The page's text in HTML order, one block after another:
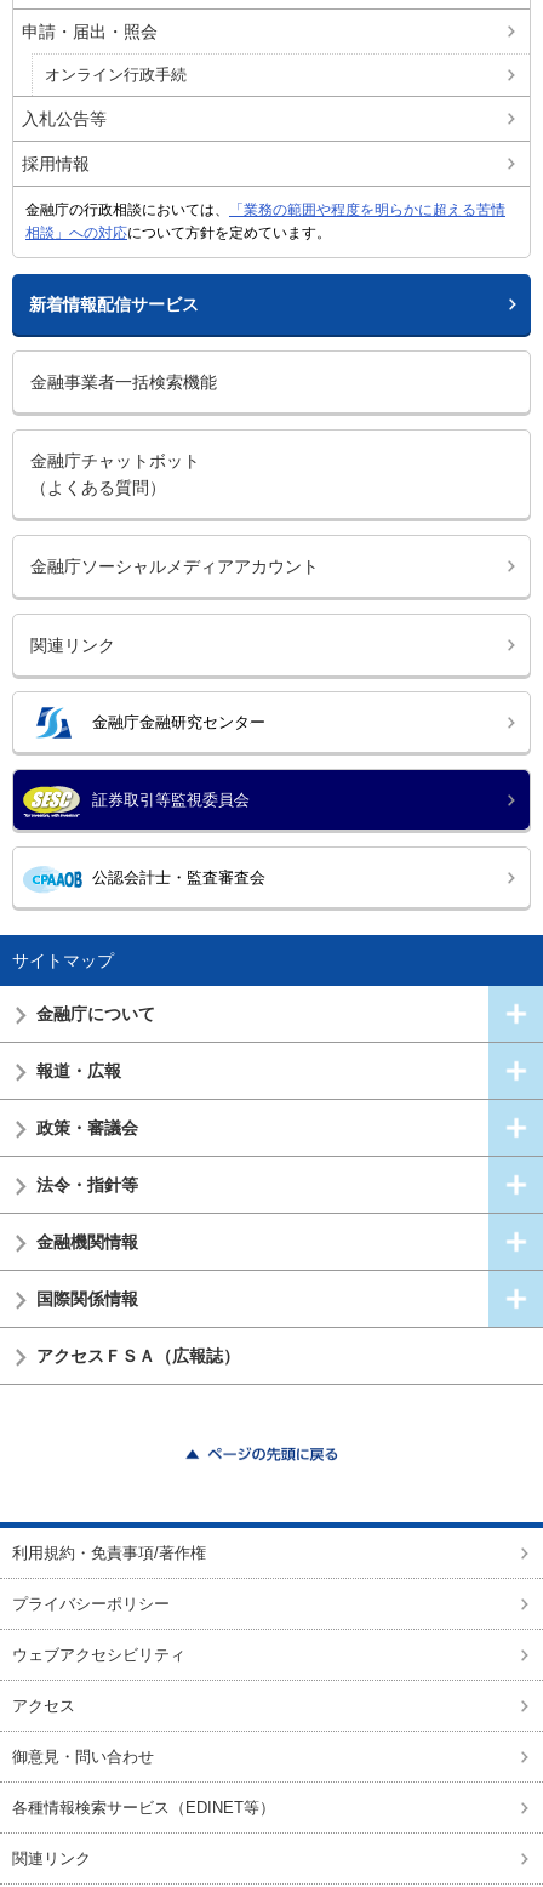
申請・届出・照会
オンライン行政手続
入札公告等
採用情報
金融庁の行政相談においては、
「業務の範囲や程度を明らかに超える苦情
相談」への対応について方針を定めています。
新着情報配信サービス
金融事業者一括検索機能
金融庁チャットボット
（よくある質問）
金融庁ソーシャルメディアアカウント
関連リンク
金融庁金融研究センター
証券取引等監視委員会
公認会計士・監査審査会
サイトマップ
金融庁について
報道・広報
政策・審議会
法令・指針等
金融機関情報
国際関係情報
アクセスＦＳＡ（広報誌）
利用規約・免責事項/著作権
プライバシーポリシー
ウェブアクセシビリティ
アクセス
御意見・問い合わせ
各種情報検索サービス（EDINET等）
関連リンク